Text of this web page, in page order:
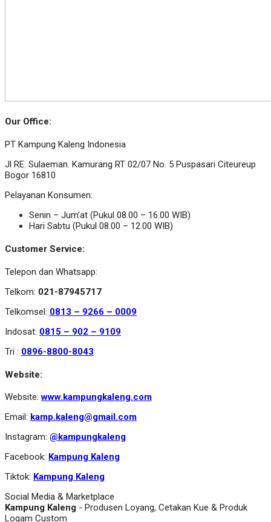
Our Office:
PT Kampung Kaleng Indonesia
Jl RE. Sulaeman. Kamurang RT 02/07 No. 5 Puspasari Citeureup
Bogor 16810
Pelayanan Konsumen:
Senin – Jum’at (Pukul 08.00 – 16.00 WIB)
Hari Sabtu (Pukul 08.00 – 12.00 WIB)
Customer Service:
Telepon dan Whatsapp:
Telkom: 021-87945717
Telkomsel: 0813 – 9266 – 0009
Indosat: 0815 – 902 – 9109
Tri : 0896-8800-8043
Website:
Website:www.kampungkaleng.com
Email: kamp.kaleng@gmail.com
Instagram: @kampungkaleng
Facebook: Kampung Kaleng
Tiktok: Kampung Kaleng
Social Media & Marketplace
Kampung Kaleng - Produsen Loyang, Cetakan Kue & Produk
Logam Custom